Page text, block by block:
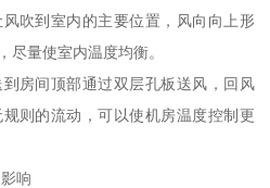
吹到室内的主要位置，风向向上形
尽量使室内温度均衡。
房间顶部通过双层孔板送风，回风
则的流动，可以使机房温度控制更
响